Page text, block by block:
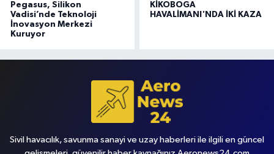
Pegasus, Silikon
Vadisi’nde Teknoloji
İnovasyon Merkezi
Kuruyor
KİKOBOGA
HAVALİMANI'NDA İKİ KAZA
Sivil havacılık, savunma sanayi ve uzay haberleri ile ilgili en güncel